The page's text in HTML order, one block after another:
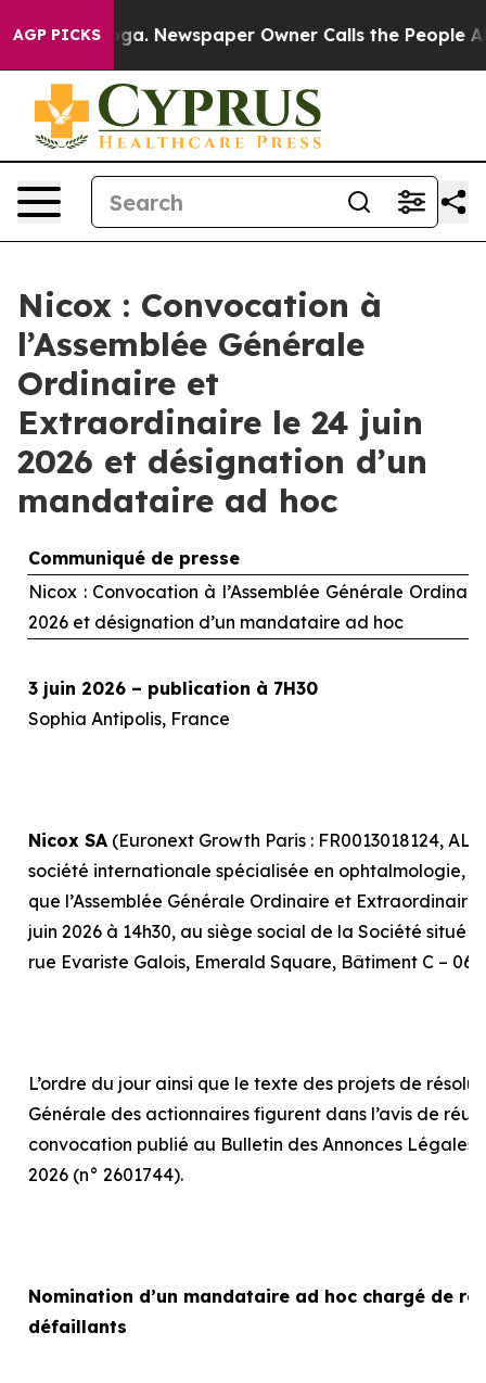
AGP PICKSNewspaper Owner Calls the People
Nicox : Convocation à
l’Assemblée Générale
Ordinaire et
Extraordinaire le 24 juin
2026 et désignation d’un
mandataire ad hoc
Communiqué de presse
Nicox : Convocation à l’Assemblée Générale
2026 et désignation d’un mandataire ad hoc
3 juin 2026 – publication à 7H30
Sophia Antipolis, France
Nicox SA (Euronext Growth Paris : FR0013018124,
société internationale spécialisée en ophtalmologie,
que l’Assemblée Générale Ordinaire et
juin 2026 à 14h30, au siège social de la Société situé
rue Evariste Galois, Emerald Square, Bâtiment C –
L’ordre du jour ainsi que le texte des projets de
Générale des actionnaires figurent dans l’avis de
convocation publié au Bulletin des Annonces Légales
2026 (n° 2601744).
Nomination d’un mandataire ad hoc chargé de
défaillants